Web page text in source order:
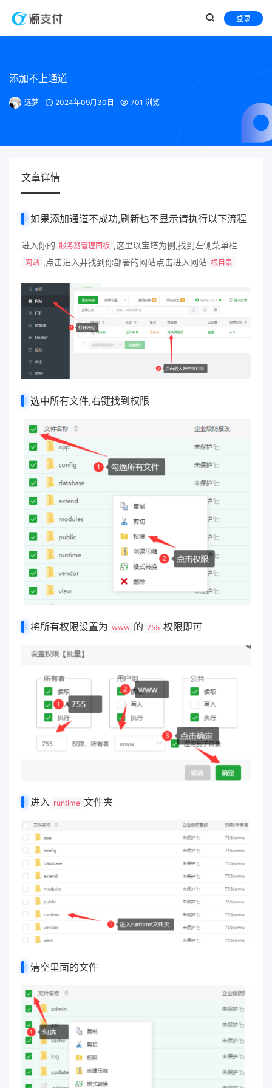
登录
添加不上通道
远梦 2024年09月30日 701 浏览
文章详情
如果添加通道不成功,刷新也不显示请执行以下流程
进入你的 服务器管理面板 ,这里以宝塔为例,找到左侧菜单栏
网站 ,点击进入并找到你部署的网站点击进入网站 根目录
选中所有文件,右键找到权限
将所有权限设置为 www 的 755 权限即可
进入 runtime 文件夹
清空里面的文件